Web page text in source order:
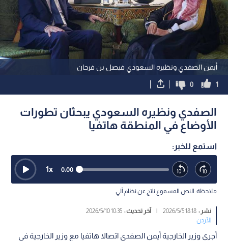
أيمن الصفدي ونظيره السعودي فيصل بن فرحان
1
0
الصفدي ونظيره السعودي يبحثان تطورات
الأوضاع في المنطقة هاتفيا
استمع للخبر:
0:00
1x
ملاحظة: النص المسموع ناتج عن نظام آلي
نشر :18:18 2026/5/5 آخر تحديث :10:35 2026/5/10
الأردن
أجرى وزير الخارجية أيمن الصفدي اتصالا هاتفيا مع وزير الخارجية في